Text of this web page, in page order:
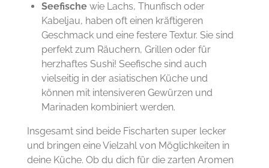
Seefischewie Lachs, Thunfisch oder
Kabeljau, haben oft einen kräftigeren
Geschmack und eine festere Textur. Sie sind
perfekt zum Räuchern, Grillen oder für
herzhaftes Sushi! Seefische sind auch
vielseitig in der asiatischen Küche und
können mit intensiveren Gewürzen und
Marinaden kombiniert werden.
Insgesamt sind beide Fischarten super lecker
und bringen eine Vielzahl von Möglichkeiten in
deine Küche. Ob du dich für die zarten Aromen